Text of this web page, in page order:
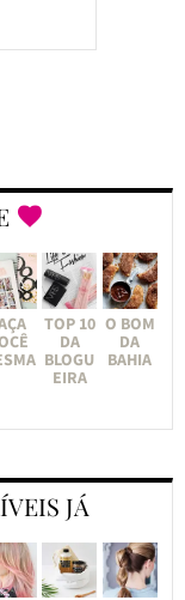
TOP 10
DA
BLOGU
EIRA
O BOM
DA
BAHIA
JÁ